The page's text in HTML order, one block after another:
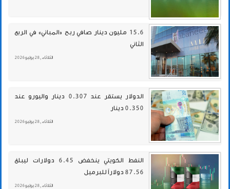
15.6 مليون دينار صافي ربح «المباني» في الربع
الثاني
الثلاثاء , 28 يوليو 2026
الدولار يستقر عند 0.307 دينار واليورو عند
0.350 دينار
الثلاثاء , 28 يوليو 2026
النفط الكويتي ينخفض 6.45 دولارات ليبلغ
87.56 دولاراً للبرميل
الثلاثاء , 28 يوليو 2026